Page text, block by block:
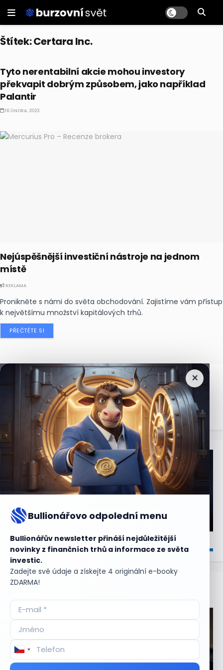
Štítek:Certara Inc.
Tyto nerentabilní akcie mohou investory
překvapit dobrým způsobem, jako například
Palantir
16 ÚNORA, 2023
Nejúspěšnější investiční nástroje na jednom
místě
REKLAMA
Pronikněte s námi do světa obchodování. Zajistíme vám přístup
k největšímu množství kapitálových trhů.
PŘEČTĚTE SI
×
Bullionářovo odpolední menu
Bullionářův newsletter přináší nejdůležitější
novinky z finančních trhů a informace ze světa
investic.
Zadejte své údaje a získejte 4 originální e-booky
ZDARMA!
Nejčtenějšízprávy
Aktuální